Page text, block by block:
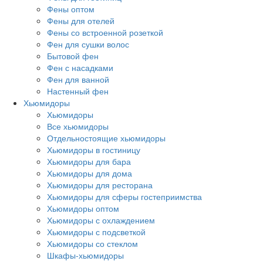
Фены оптом
Фены для отелей
Фены со встроенной розеткой
Фен для сушки волос
Бытовой фен
Фен с насадками
Фен для ванной
Настенный фен
Хьюмидоры
Хьюмидоры
Все хьюмидоры
Отдельностоящие хьюмидоры
Хьюмидоры в гостиницу
Хьюмидоры для бара
Хьюмидоры для дома
Хьюмидоры для ресторана
Хьюмидоры для сферы гостеприимства
Хьюмидоры оптом
Хьюмидоры с охлаждением
Хьюмидоры с подсветкой
Хьюмидоры со стеклом
Шкафы-хьюмидоры